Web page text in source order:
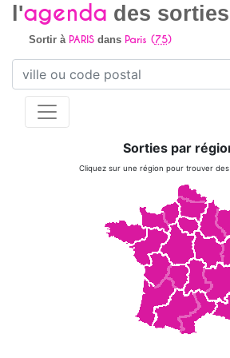
l'agenda des sorties
Sortir à PARISdans Paris (75)
Sorties par
Cliquez sur une région pour trouver